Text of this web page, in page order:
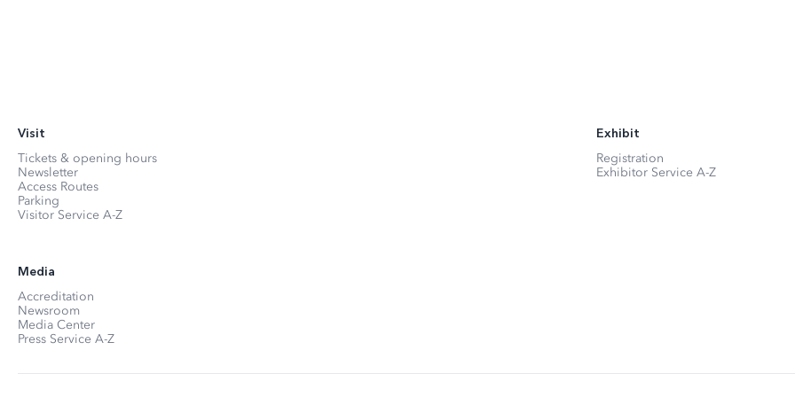
Visit
Tickets & opening hours
Newsletter
Access Routes
Parking
Visitor Service A-Z
Exhibit
Registration
Exhibitor Service A-Z
Media
Accreditation
Newsroom
Media Center
Press Service A-Z